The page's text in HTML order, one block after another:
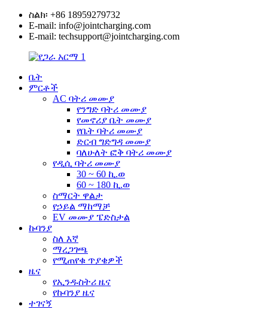
ስልክ፡ +86 18959279732
E-mail: info@jointcharging.com
E-mail: techsupport@jointcharging.com
ቤት
ምርቶች
AC ባትሪ መሙያ
የንግድ ባትሪ መሙያ
የመኖሪያ ቤት መሙያ
የቤት ባትሪ መሙያ
ድርብ ግድግዳ መሙያ
ባለሁለት ፎቅ ባትሪ መሙያ
የዲሲ ባትሪ መሙያ
30 ~ 60 ኪ.ወ
60 ~ 180 ኪ.ወ
ስማርት ዋልታ
የኃይል ማከማቻ
EV መሙያ ፔድስታል
ኩባንያ
ስለ እኛ
ማረጋገጫ
የሚጠየቁ ጥያቄዎች
ዜና
የኢንዱስትሪ ዜና
የኩባንያ ዜና
ተገናኝ